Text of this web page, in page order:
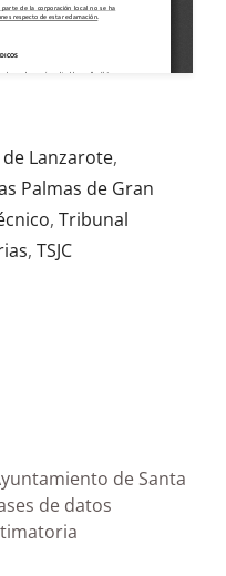
Lanzarote,
Palmas de Gran
, Tribunal
, TSJC
de Santa
de datos